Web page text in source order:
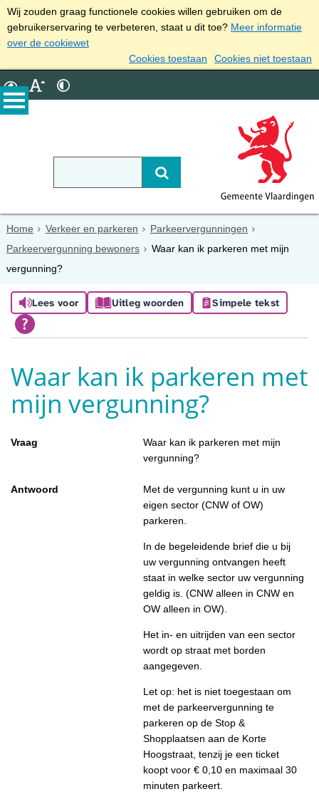
Wij zouden graag functionele cookies willen gebruiken om de
gebruikerservaring te verbeteren, staat u dit toe? Meer informatie
over de cookiewet
Cookies toestaan
Cookies niet toestaan
Home Verkeer en parkeren
Parkeervergunningen
Parkeervergunning bewoners
Waar kan ik parkeren met mijn
vergunning?
Lees voor Uitleg woorden Simpele tekst
Waar kan ik parkeren met
mijn vergunning?
Vraag
Waar kan ik parkeren met mijn
vergunning?
Antwoord
Met de vergunning kunt u in uw
eigen sector (CNW of OW)
parkeren.
In de begeleidende brief die u bij
uw vergunning ontvangen heeft
staat in welke sector uw vergunning
geldig is. (CNW alleen in CNW en
OW alleen in OW).
Het in- en uitrijden van een sector
wordt op straat met borden
aangegeven.
Let op: het is niet toegestaan om
met de parkeervergunning te
parkeren op de Stop &
Shopplaatsen aan de Korte
Hoogstraat, tenzij je een ticket
koopt voor € 0,10 en maximaal 30
minuten parkeert.